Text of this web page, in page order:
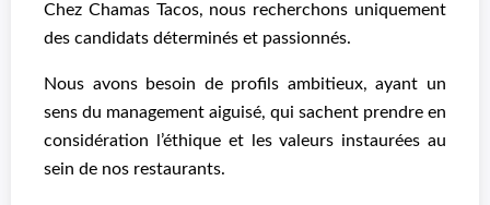
Chez Chamas Tacos, nous recherchons uniquement
des candidats déterminés et passionnés.
Nous avons besoin de profils ambitieux, ayant un
sens du management aiguisé, qui sachent prendre en
considération l’éthique et les valeurs instaurées au
sein de nos restaurants.